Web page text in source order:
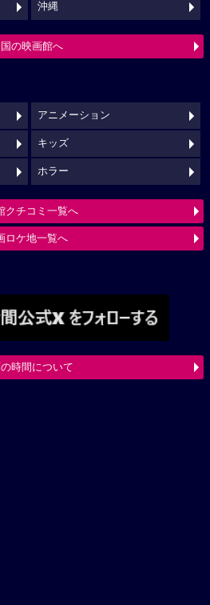
沖縄
の映画館へ
アニメーション
キッズ
ホラー
クチコミ一覧へ
ロケ地一覧へ
時間について